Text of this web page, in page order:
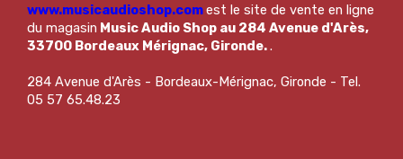
www.musicaudioshop.comest le site de vente en ligne
du magasin Music Audio Shop au 284 Avenue d'Arès,
33700 Bordeaux Mérignac, Gironde..
284 Avenue d'Arès - Bordeaux-Mérignac, Gironde - Tel.
05 57 65.48.23